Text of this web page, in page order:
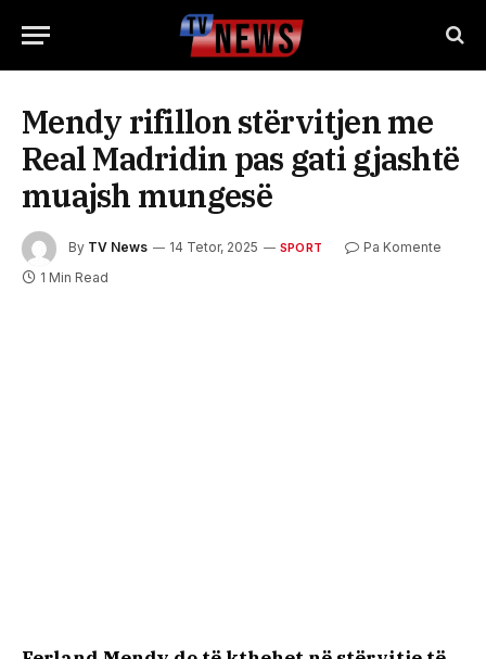
Mendy rifillon stërvitjen me
Real Madridin pas gati gjashtë
muajsh mungesë
By TV News 14 Tetor, 2025 SPORT
Pa Komente
1 Min Read